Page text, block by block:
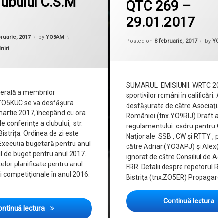
2017
Updated on
byYO5AM
a membrilor
se va desfășura
2017, începând cu ora
conferințe a clubului, str.
Ordinea de zi este
bugetară pentru anul
de buget pentru anul 2017.
planificate pentru anul
competiționale în anul 2016.
lectura Adunarea Generală a Membrilor Radioclubului C.S.M
QTC 269 –
29.01.2017
Posted on 8 februarie, 2017 by
SUMARUL EMISIUNII: WRTC
sportivilor români în calificări.
desfăşurate de către
României (tnx.YO9RIJ) Draft al
regulamentului cadru pentru
Naţionale SSB , CW şi RTTY ,
către Adrian(YO3APJ) şi
ignorat de către Consiliul de
FRR. Detalii despre repetorul
Bistriţa (tnx.ZO5ER)
Continuă lectura